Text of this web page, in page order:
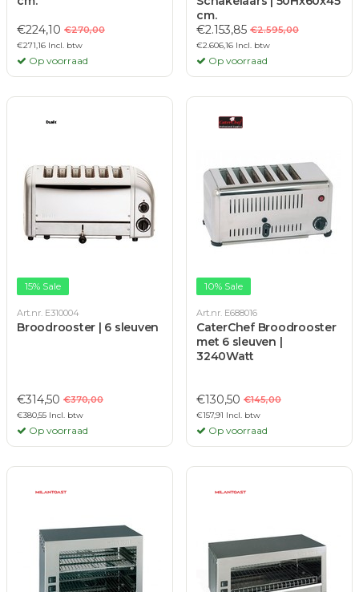
€224,10 €270,00
€271,16 Incl. btw
Op voorraad
cm.
€2.153,85 €2.595,00
€2.606,16 Incl. btw
Op voorraad
15% Sale
Art.nr. E310004
Broodrooster | 6 sleuven
€314,50 €370,00
€380,55 Incl. btw
Op voorraad
10% Sale
Art.nr. E688016
CaterChef Broodrooster
met 6 sleuven |
3240Watt
€130,50 €145,00
€157,91 Incl. btw
Op voorraad